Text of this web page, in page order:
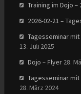
Training im Dojo –
2026-02-21 –
Tagesseminar mit
13. Juli 2025
Dojo – Flyer 28.
Tagesseminar mit
28. März 2024